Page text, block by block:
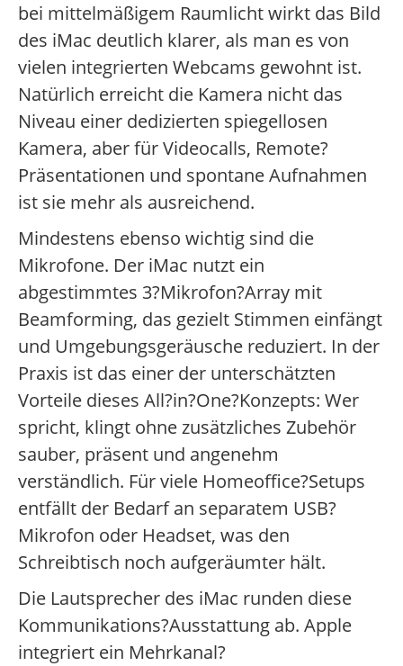
bei mittelmäßigem Raumlicht wirkt das Bild
des iMac deutlich klarer, als man es von
vielen integrierten Webcams gewohnt ist.
Natürlich erreicht die Kamera nicht das
Niveau einer dedizierten spiegellosen
Kamera, aber für Videocalls, Remote?
Präsentationen und spontane Aufnahmen
ist sie mehr als ausreichend.
Mindestens ebenso wichtig sind die
Mikrofone. Der iMac nutzt ein
abgestimmtes 3?Mikrofon?Array mit
Beamforming, das gezielt Stimmen einfängt
und Umgebungsgeräusche reduziert. In der
Praxis ist das einer der unterschätzten
Vorteile dieses All?in?One?Konzepts: Wer
spricht, klingt ohne zusätzliches Zubehör
sauber, präsent und angenehm
verständlich. Für viele Homeoffice?Setups
entfällt der Bedarf an separatem USB?
Mikrofon oder Headset, was den
Schreibtisch noch aufgeräumter hält.
Die Lautsprecher des iMac runden diese
Kommunikations?Ausstattung ab. Apple
integriert ein Mehrkanal?